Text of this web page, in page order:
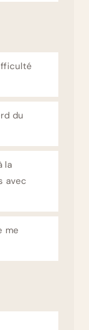
du
la
avec
me